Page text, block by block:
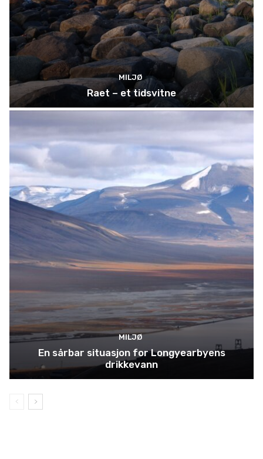
MILJØ
Raet – et tidsvitne
MILJØ
En sårbar situasjon for Longyearbyens
drikkevann